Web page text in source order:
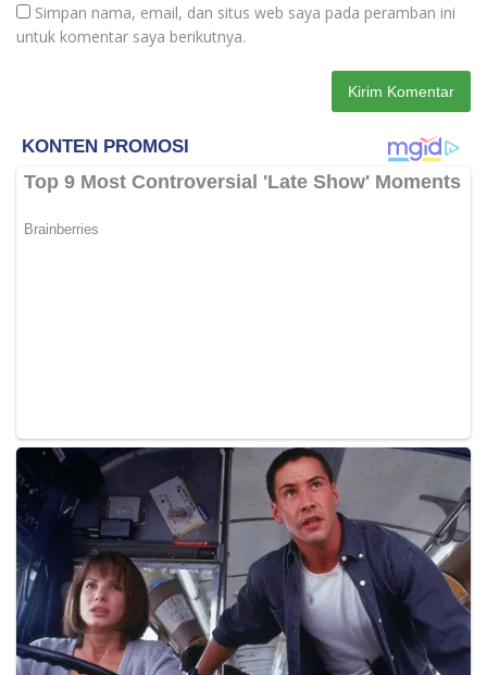
Simpan nama, email, dan situs web saya pada peramban ini
untuk komentar saya berikutnya.